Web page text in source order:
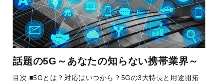
話題の5G～あなたの知らない携帯業界～
目次 ■5Gとは？対応はいつから？5Gの3大特長と用途開拓